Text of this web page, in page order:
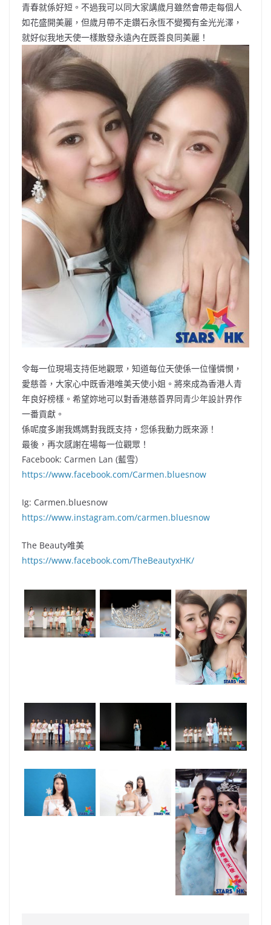
青春就係好短。不過我可以同大家講歲月雖然會帶走每個人
如花盛開美麗，但歲月帶不走鑽石永恆不變獨有金光光澤，
就好似我地天使一樣散發永遠內在既善良同美麗！
令每一位現場支持佢地觀眾，知道每位天使係一位懂憐憫，
愛慈善，大家心中既香港唯美天使小姐。將來成為香港人青
年良好榜樣。希望妳地可以對香港慈善界同青少年設計界作
一番貢獻。
係呢度多謝我媽媽對我既支持，您係我動力既來源！
最後，再次感謝在場每一位觀眾！
Facebook: Carmen Lan (藍雪）
https://www.facebook.com/Carmen.bluesnow
Ig: Carmen.bluesnow
https://www.instagram.com/carmen.bluesnow
The Beauty唯美
https://www.facebook.com/TheBeautyxHK/